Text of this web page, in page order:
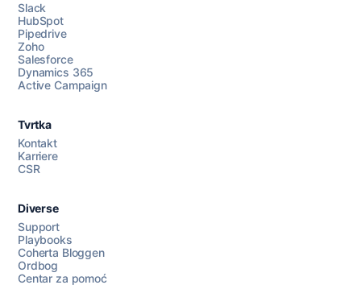
Razgovarajte s nama
Slack
HubSpot
Pipedrive
Zoho
Salesforce
Dynamics 365
Active Campaign
Tvrtka
Kontakt
Karriere
CSR
Diverse
Support
Playbooks
Coherta Bloggen
Ordbog
Centar za pomoć